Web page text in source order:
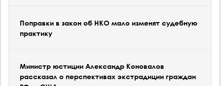
Поправки в закон об НКО мало изменят судебную
практику
Министр юстиции Александр Коновалов
рассказал о перспективах экстрадиции граждан